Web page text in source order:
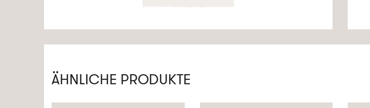
ÄHNLICHE PRODUKTE